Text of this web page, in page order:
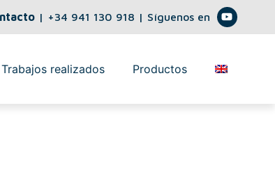
| +34 941 130 918 | Síguenos en
Trabajos realizados Productos